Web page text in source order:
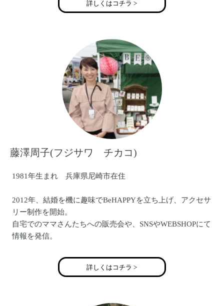
詳しくはコチラ >
藤澤周子(フジサワ チカコ)
1981年生まれ 兵庫県尼崎市在住
2012年、結婚を機に趣味でBeHAPPYを立ち上げ、アクセサ
リー制作を開始。
自宅でのママさんたちへの販売会や、SNSやWEBSHOPにて
情報を発信。
ママさんが集まりそうな場所を中心にイベントに出店中。
詳しくはコチラ >